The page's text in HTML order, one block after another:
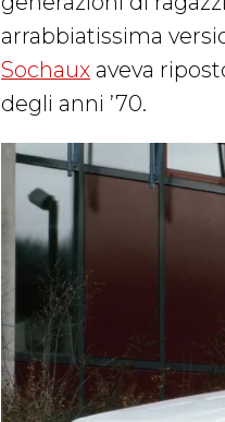
arrabbiatissima
Sochaux aveva
degli anni ’70.